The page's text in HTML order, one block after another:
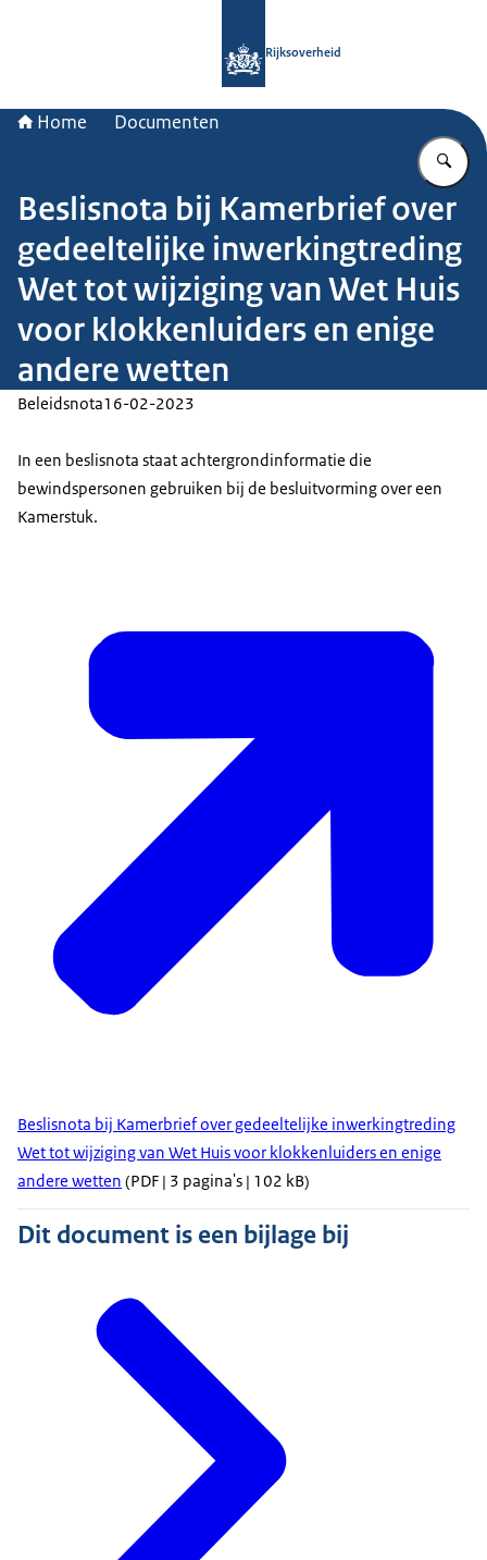
Rijksoverheid
Home Documenten
Beslisnota bij Kamerbrief over
gedeeltelijke inwerkingtreding
Wet tot wijziging van Wet Huis
voor klokkenluiders en enige
andere wetten
Beleidsnota16-02-2023
In een beslisnota staat achtergrondinformatie die
bewindspersonen gebruiken bij de besluitvorming over een
Kamerstuk.
Beslisnota bij Kamerbrief over gedeeltelijke inwerkingtreding
Wet tot wijziging van Wet Huis voor klokkenluiders en enige
andere wetten (PDF | 3 pagina's | 102 kB)
Dit document is een bijlage bij